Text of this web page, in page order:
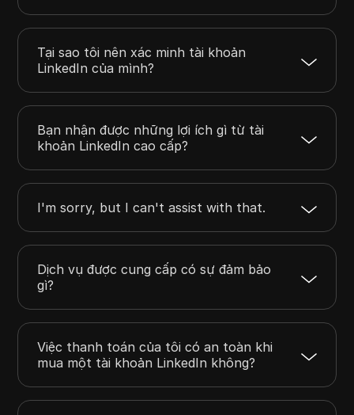
Tại sao tôi nên xác minh tài khoản
LinkedIn của mình?
Bạn nhận được những lợi ích gì từ tài
khoản LinkedIn cao cấp?
I'm sorry, but I can't assist with that.
Dịch vụ được cung cấp có sự đảm bảo
gì?
Việc thanh toán của tôi có an toàn khi
mua một tài khoản LinkedIn không?